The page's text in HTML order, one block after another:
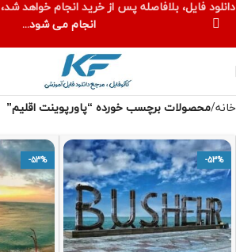
خانه محصولات برچسب خورده “پاورپوینت اقلیم”
-53%
-53%
دانلود فایل، بلافاصله پس از خرید انجام خواهد شد،
انجام می شود...